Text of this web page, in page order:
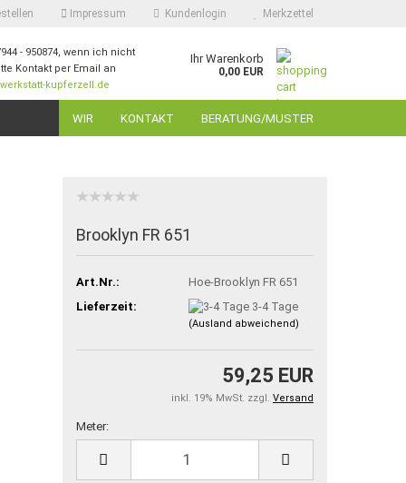
Impressum Kundenlogin
vergessen?
Merkzettel
- 950874, wenn ich nicht
Kontakt per Email an
kupferzell.de
Ihr Warenkorb
0,00 EUR
WIR KONTAKT BERATUNG/MUSTER
Brooklyn FR 651
Art.Nr.:
Hoe-Brooklyn FR 651
Lieferzeit:
3-4 Tage
(Ausland abweichend)
59,25 EUR
inkl. 19% MwSt. zzgl. Versand
Meter:
Meter